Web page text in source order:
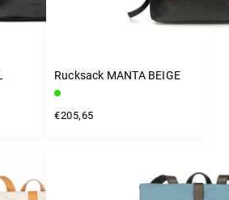
Rucksack MANTA BEIGE
€205,65